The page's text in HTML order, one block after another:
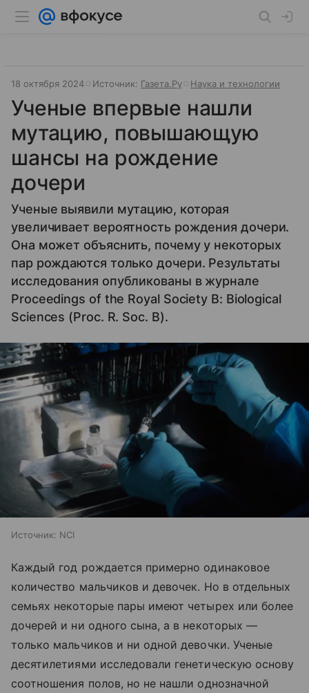
18 октября 2024 Источник: Газета.Ру Наука и технологии
Ученые впервые нашли
мутацию, повышающую
шансы на рождение
дочери
Ученые выявили мутацию, которая
увеличивает вероятность рождения дочери.
Она может объяснить, почему у некоторых
пар рождаются только дочери. Результаты
исследования опубликованы в журнале
Proceedings of the Royal Society B: Biological
Sciences (Proc. R. Soc. B).
Источник: NCI
Каждый год рождается примерно одинаковое
количество мальчиков и девочек. Но в отдельных
семьях некоторые пары имеют четырех или более
дочерей и ни одного сына, а в некоторых —
только мальчиков и ни одной девочки. Ученые
десятилетиями исследовали генетическую основу
соотношения полов, но не нашли однозначной